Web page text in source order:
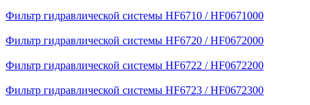
Фильтр гидравлической системы HF6710 / HF0671000
Фильтр гидравлической системы HF6720 / HF0672000
Фильтр гидравлической системы HF6722 / HF0672200
Фильтр гидравлической системы HF6723 / HF0672300